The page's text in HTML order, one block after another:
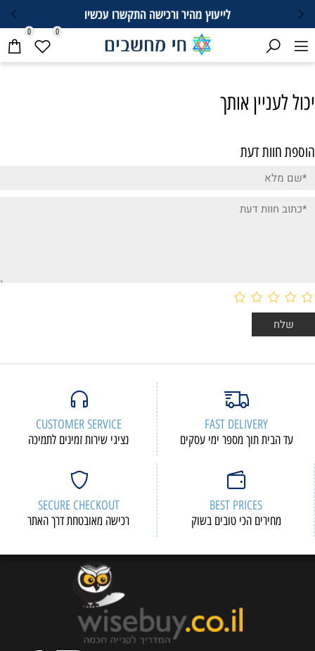
לייעוץ מהיר ורכישה התקשרו עכשיו
0 0
יכול לעניין אותך
הוספת חוות דעת
FAST DELIVERY
עד הבית תוך מספר ימי עסקים
CUSTOMER SERVICE
נציגי שירות זמינים לתמיכה
BEST PRICES
מחירים הכי טובים בשוק
SECURE CHECKOUT
רכישה מאובטחת דרך האתר